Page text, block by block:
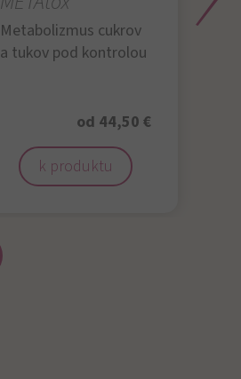
Metabolizmus cukrov
a tukov pod kontrolou
od 44,50 €
k produktu